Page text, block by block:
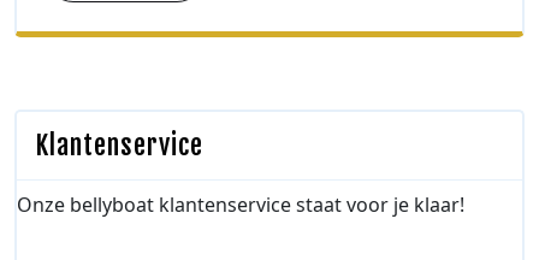
Klantenservice
Onze bellyboat klantenservice staat voor je klaar!